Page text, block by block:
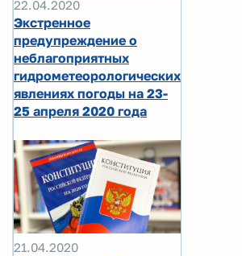
22.04.2020
Экстренное
предупреждение о
неблагоприятных
гидрометеорологических
явлениях погоды на 23-
25 апреля 2020 года
21.04.2020